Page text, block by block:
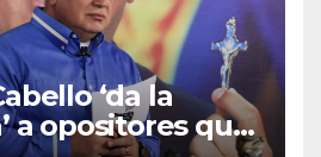
‘da la
a opositores que